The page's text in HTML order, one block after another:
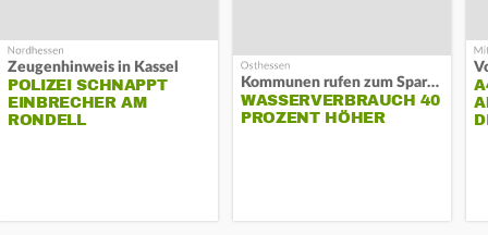
Zeugenhinweis in Kassel
POLIZEI SCHNAPPT
EINBRECHER AM
RONDELL
Kommunen rufen zum Sparen auf
WASSERVERBRAUCH 40
PROZENT HÖHER